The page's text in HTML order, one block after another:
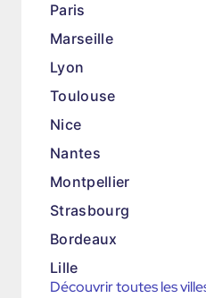
Paris
Marseille
Lyon
Toulouse
Nice
Nantes
Montpellier
Strasbourg
Bordeaux
Lille
Découvrir toutes les